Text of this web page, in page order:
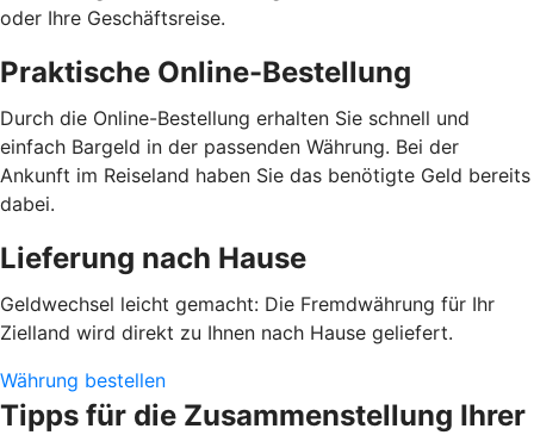
oder Ihre Geschäftsreise.
Praktische Online-Bestellung
Durch die Online-Bestellung erhalten Sie schnell und
einfach Bargeld in der passenden Währung. Bei der
Ankunft im Reiseland haben Sie das benötigte Geld bereits
dabei.
Lieferung nach Hause
Geldwechsel leicht gemacht: Die Fremdwährung für Ihr
Zielland wird direkt zu Ihnen nach Hause geliefert.
Währung bestellen
Tipps für die Zusammenstellung Ihrer